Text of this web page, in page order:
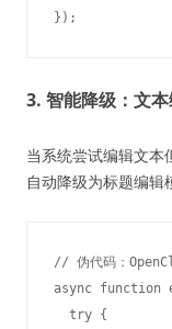
3. 智能降级：文
当系统尝试编辑文本
自动降级为标题编辑
// 伪代码：
async function
  try {